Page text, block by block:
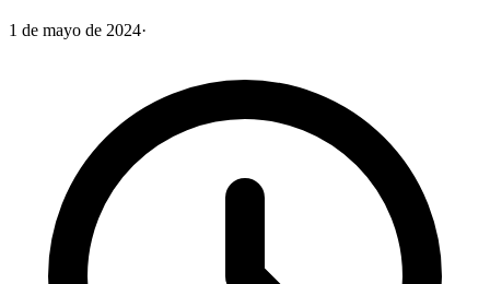
1 de mayo de 2024·